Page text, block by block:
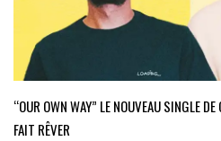
“OUR OWN WAY” LE NOUVEAU SINGLE
FAIT RÊVER